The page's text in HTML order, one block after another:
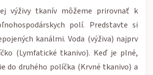
výživy tkanív môžeme prirovnať k
polí. Predstavte si
kanálmi. Voda (výživa) najprv
(Lymfatické tkanivo). Keď je plné,
do druhého políčka (Krvné tkanivo) a